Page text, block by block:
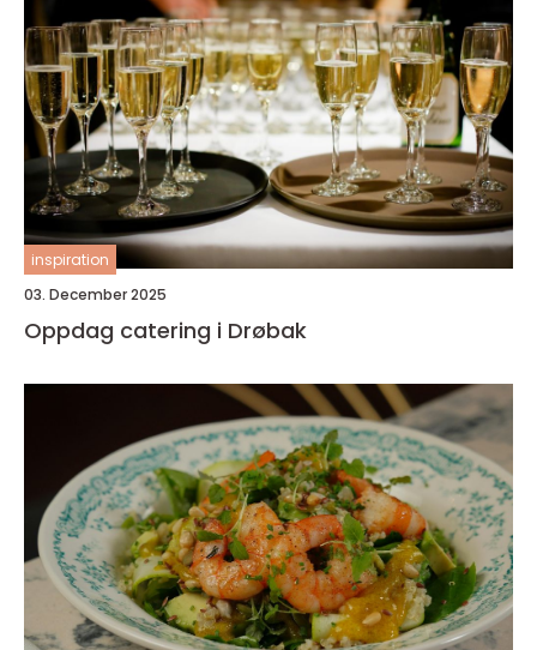
inspiration
03. December 2025
Oppdag catering i Drøbak